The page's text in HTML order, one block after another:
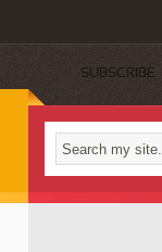
SUBSCRIBE